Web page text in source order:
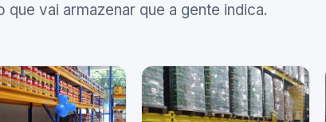
vai armazenar que a gente indica.